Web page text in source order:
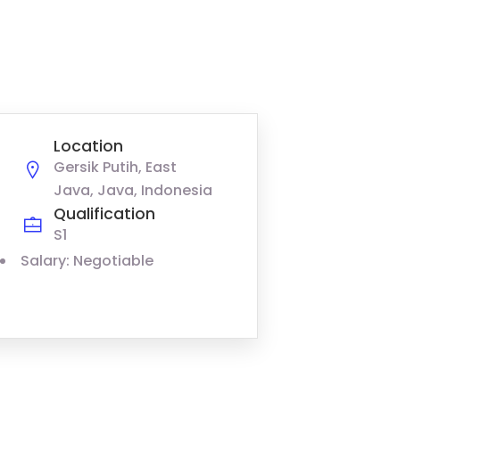
Location
Gersik Putih, East
Java, Java, Indonesia
Qualification
S1
Salary: Negotiable